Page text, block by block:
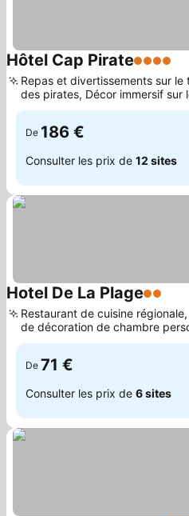
Hôtel Cap Pirate4 Étoiles
Repas et divertissements sur le
des pirates, Décor immersif sur
des pirates
De 186 €
Consulter les prix de 12 sites
Hotel De La Plage2 Étoiles
Restaurant de cuisine
de décoration de chambre
De 71 €
Consulter les prix de 6 sites